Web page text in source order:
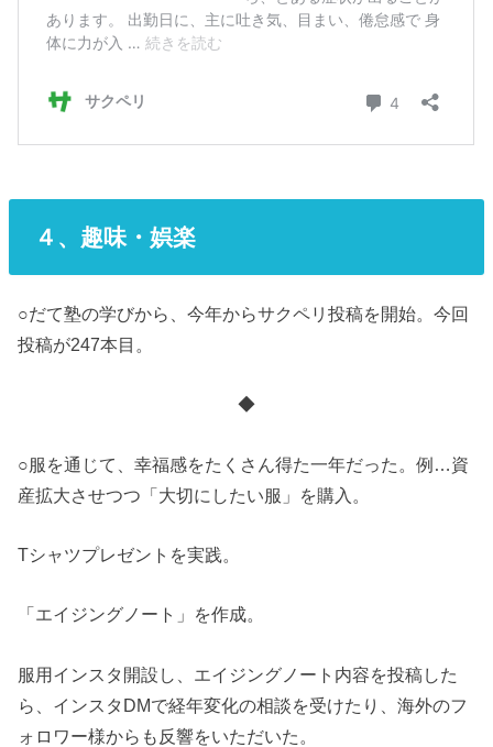
４、趣味・娯楽
○だて塾の学びから、今年からサクペリ投稿を開始。今回
投稿が247本目。
◆
○服を通じて、幸福感をたくさん得た一年だった。例…資
産拡大させつつ「大切にしたい服」を購入。
Tシャツプレゼントを実践。
「エイジングノート」を作成。
服用インスタ開設し、エイジングノート内容を投稿した
ら、インスタDMで経年変化の相談を受けたり、海外のフ
ォロワー様からも反響をいただいた。